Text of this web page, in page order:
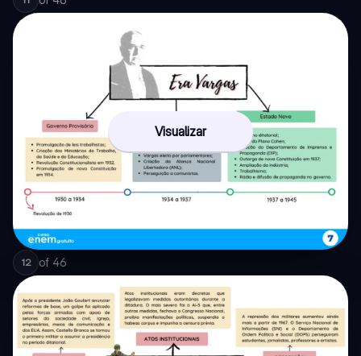
Visualizar
12 of 46